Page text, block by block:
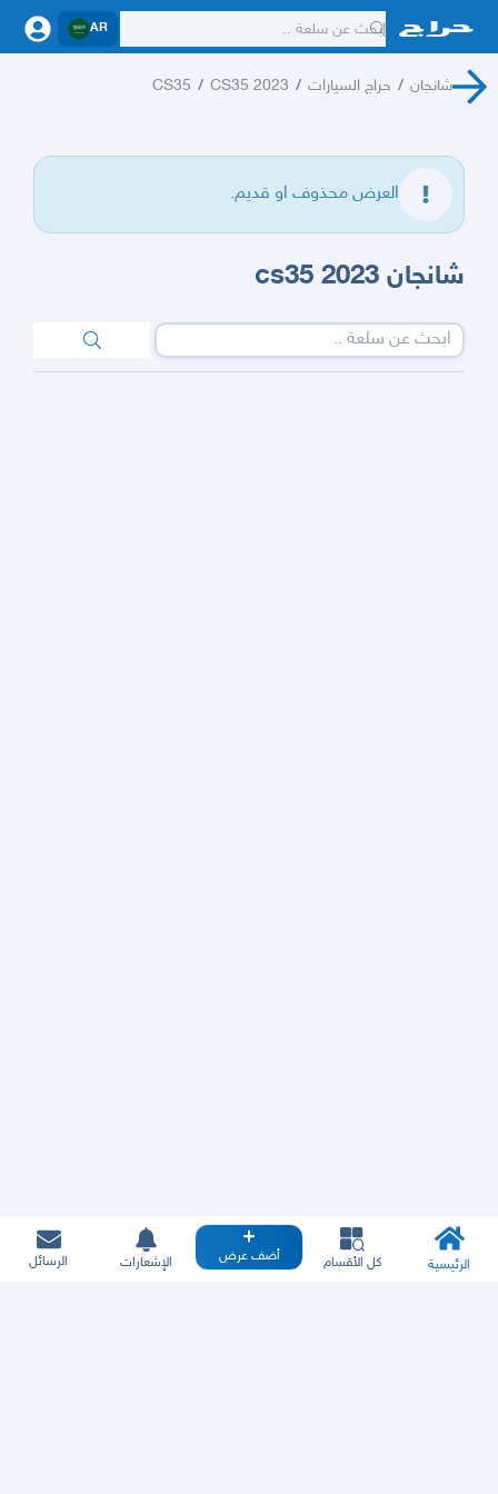
AR
شانجان / حراج السيارات /
CS35 2023
/
CS35
العرض محذوف او قديم.
شانجان cs35 2023
الرئيسية كل الأقسام أضف عرض الإشعارات الرسائل